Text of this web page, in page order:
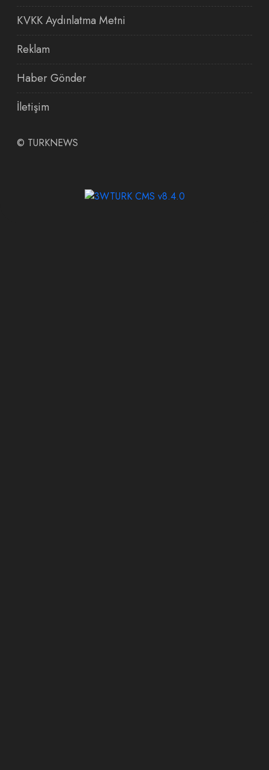
KVKK Aydınlatma Metni
Reklam
Haber Gönder
İletişim
© TURKNEWS